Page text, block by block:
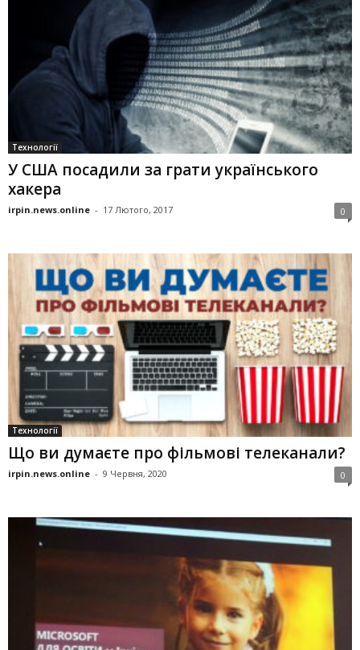
Технології
У США посадили за грати українського
хакера
irpin.news.online - 17 Лютого, 2017 0
Технології
Що ви думаєте про фільмові телеканали?
irpin.news.online - 9 Червня, 2020 0